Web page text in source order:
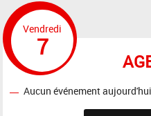
Vendredi
7
Aucun événement aujourd'hui